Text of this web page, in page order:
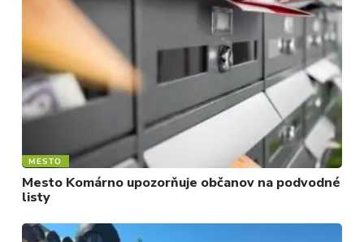
MESTO
Mesto Komárno upozorňuje občanov na podvodné
listy